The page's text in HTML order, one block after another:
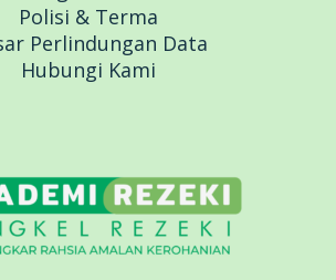
Polisi & Terma
Perlindungan Data
Hubungi Kami